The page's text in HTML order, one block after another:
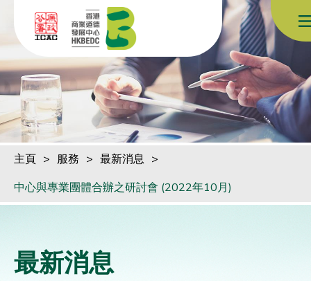
跳到內容（按回車鍵）
主頁 > 服務 > 最新消息 >
中心與專業團體合辦之研討會 (2022年10月)
最新消息